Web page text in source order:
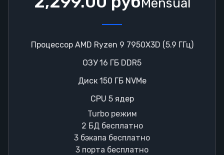
Mensual
Процессор AMD Ryzen 9 7950X3D (5.9 ГГц)
ОЗУ 16 ГБ DDR5
Диск 150 ГБ NVMe
CPU 5 ядер
Turbo режим
2 БД бесплатно
3 бэкапа бесплатно
3 порта бесплатно